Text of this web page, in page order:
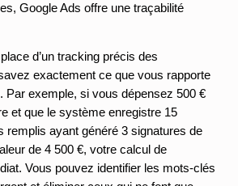
Google Ads offre une traçabilité
d’un tracking précis des
exactement ce que vous rapporte
Par exemple, si vous dépensez 500 €
et que le système enregistre 15
remplis ayant généré 3 signatures de
de 4 500 €, votre calcul de
Vous pouvez identifier les mots-clés